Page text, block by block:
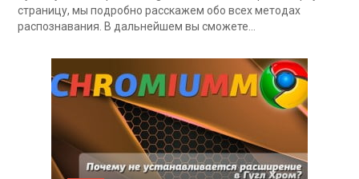
страницу, мы подробно расскажем обо всех методах
распознавания. В дальнейшем вы сможете…